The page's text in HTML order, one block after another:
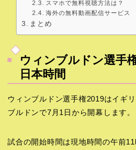
スマホで無料視聴方法は？
海外の無料動画配信サービス
まとめ
ウィンブルドン選手
日本時間
ウィンブルドン選手権2019はイギ
ブルドンで7月1日から開幕します。
試合の開始時間は現地時間の午前